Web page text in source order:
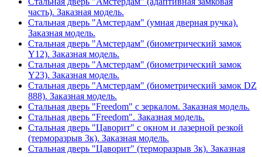
часть). Заказная модель.
Стальная дверь "Амстердам" (умная дверная ручка).
Заказная модель.
Стальная дверь "Амстердам" (биометрический замок
Y12). Заказная модель.
Стальная дверь "Амстердам" (биометрический замок
Y23). Заказная модель.
Стальная дверь "Амстердам" (биометрический замок DZ
888). Заказная модель.
Стальная дверь "Freedom" с зеркалом. Заказная модель.
Стальная дверь "Freedom". Заказная модель.
Стальная дверь "Цаворит" с окном и лазерной резкой
(терморазрыв 3к). Заказная модель.
Стальная дверь "Цаворит" (терморазрыв 3к). Заказная